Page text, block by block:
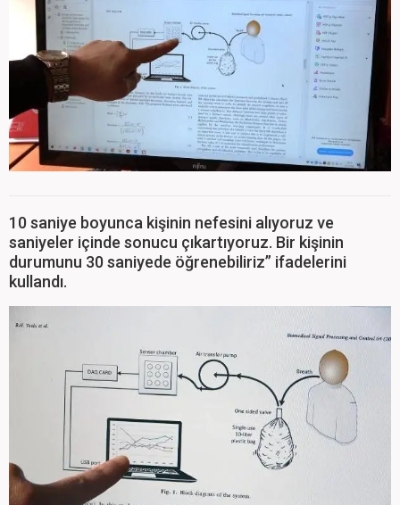
10 saniye boyunca kişinin nefesini alıyoruz ve
saniyeler içinde sonucu çıkartıyoruz. Bir kişinin
durumunu 30 saniyede öğrenebiliriz” ifadelerini
kullandı.